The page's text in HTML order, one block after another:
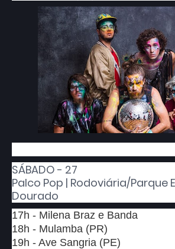
SÁBADO - 27
Palco Pop | Rodoviária/Parque
Dourado
17h - Milena Braz e Banda
18h - Mulamba (PR)
19h - Ave Sangria (PE)